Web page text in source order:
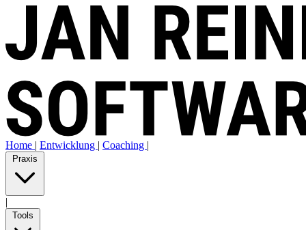
Home | Entwicklung | Coaching |
Praxis
|
Tools